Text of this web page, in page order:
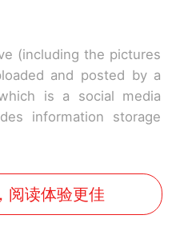
(including the pictures
and posted by a
is a social media
information storage
阅读体验更佳